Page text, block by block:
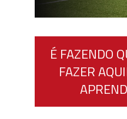
É FAZENDO
FAZER